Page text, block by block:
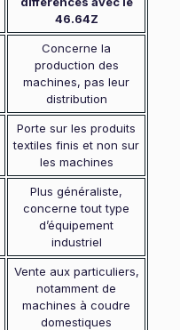
46.64Z
Concerne la
production des
machines, pas leur
distribution
Porte sur les produits
textiles finis et non sur
les machines
Plus généraliste,
concerne tout type
d’équipement
industriel
Vente aux particuliers,
notamment de
machines à coudre
domestiques